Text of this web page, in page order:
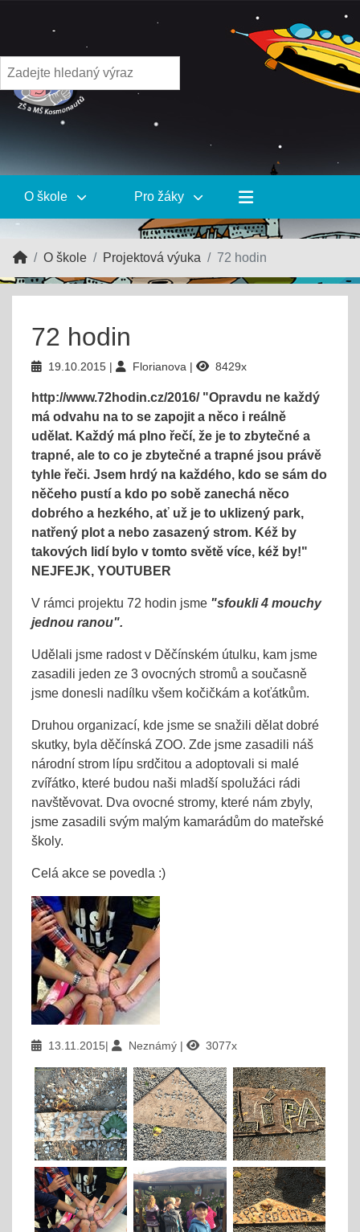
O škole Pro žáky
O škole Projektová výuka 72 hodin
72 hodin
19.10.2015 Florianova 8429x
http://www.72hodin.cz/2016/ "Opravdu ne každý
má odvahu na to se zapojit a něco i reálně
udělat. Každý má plno řečí, že je to zbytečné a
trapné, ale to co je zbytečné a trapné jsou právě
tyhle řeči. Jsem hrdý na každého, kdo se sám do
něčeho pustí a kdo po sobě zanechá něco
dobrého a hezkého, ať už je to uklizený park,
natřený plot a nebo zasazený strom. Kéž by
takových lidí bylo v tomto světě více, kéž by!"
NEJFEJK, YOUTUBER
V rámci projektu 72 hodin jsme "sfoukli 4 mouchy
jednou ranou".
Udělali jsme radost v Děčínském útulku, kam jsme
zasadili jeden ze 3 ovocných stromů a současně
jsme donesli nadílku všem kočičkám a koťátkům.
Druhou organizací, kde jsme se snažili dělat dobré
skutky, byla děčínská ZOO. Zde jsme zasadili náš
národní strom lípu srdčitou a adoptovali si malé
zvířátko, které budou naši mladší spolužáci rádi
navštěvovat. Dva ovocné stromy, které nám zbyly,
jsme zasadili svým malým kamarádům do mateřské
školy.
Celá akce se povedla :)
13.11.2015 Neznámý 3077x